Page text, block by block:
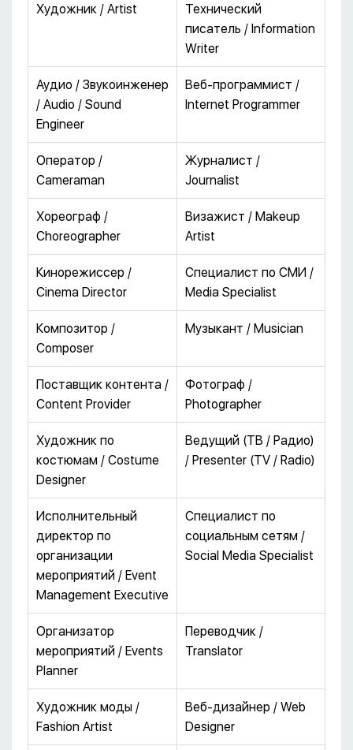
Художник / Artist
Технический
писатель / Information
Writer
Аудио / Звукоинженер
/ Audio / Sound
Engineer
Веб-программист /
Internet Programmer
Оператор /
Cameraman
Журналист /
Journalist
Хореограф /
Choreographer
Визажист / Makeup
Artist
Кинорежиссер /
Cinema Director
Специалист по СМИ /
Media Specialist
Композитор /
Composer
Музыкант / Musician
Поставщик контента /
Content Provider
Фотограф /
Photographer
Художник по
костюмам / Costume
Designer
Ведущий (ТВ / Радио)
/ Presenter (TV / Radio)
Исполнительный
директор по
организации
мероприятий / Event
Management Executive
Специалист по
социальным сетям /
Social Media Specialist
Организатор
мероприятий / Events
Planner
Переводчик /
Translator
Художник моды /
Fashion Artist
Веб-дизайнер / Web
Designer